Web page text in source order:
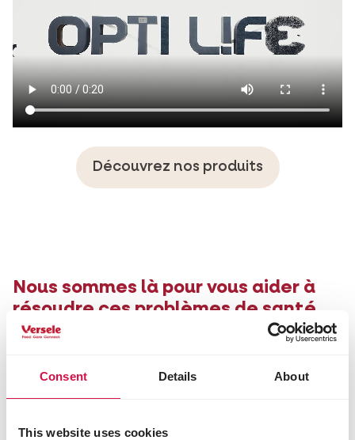
Consent Details About
This website uses cookies
Découvrez nos produits
Nous sommes là pour vous aider à
résoudre ces problèmes de santé
spécifiques.